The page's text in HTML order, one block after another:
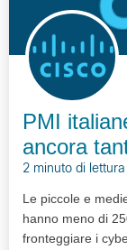
PMI
ancora
2 minuto di lettura
Le piccole e
hanno meno di
fronteggiare i